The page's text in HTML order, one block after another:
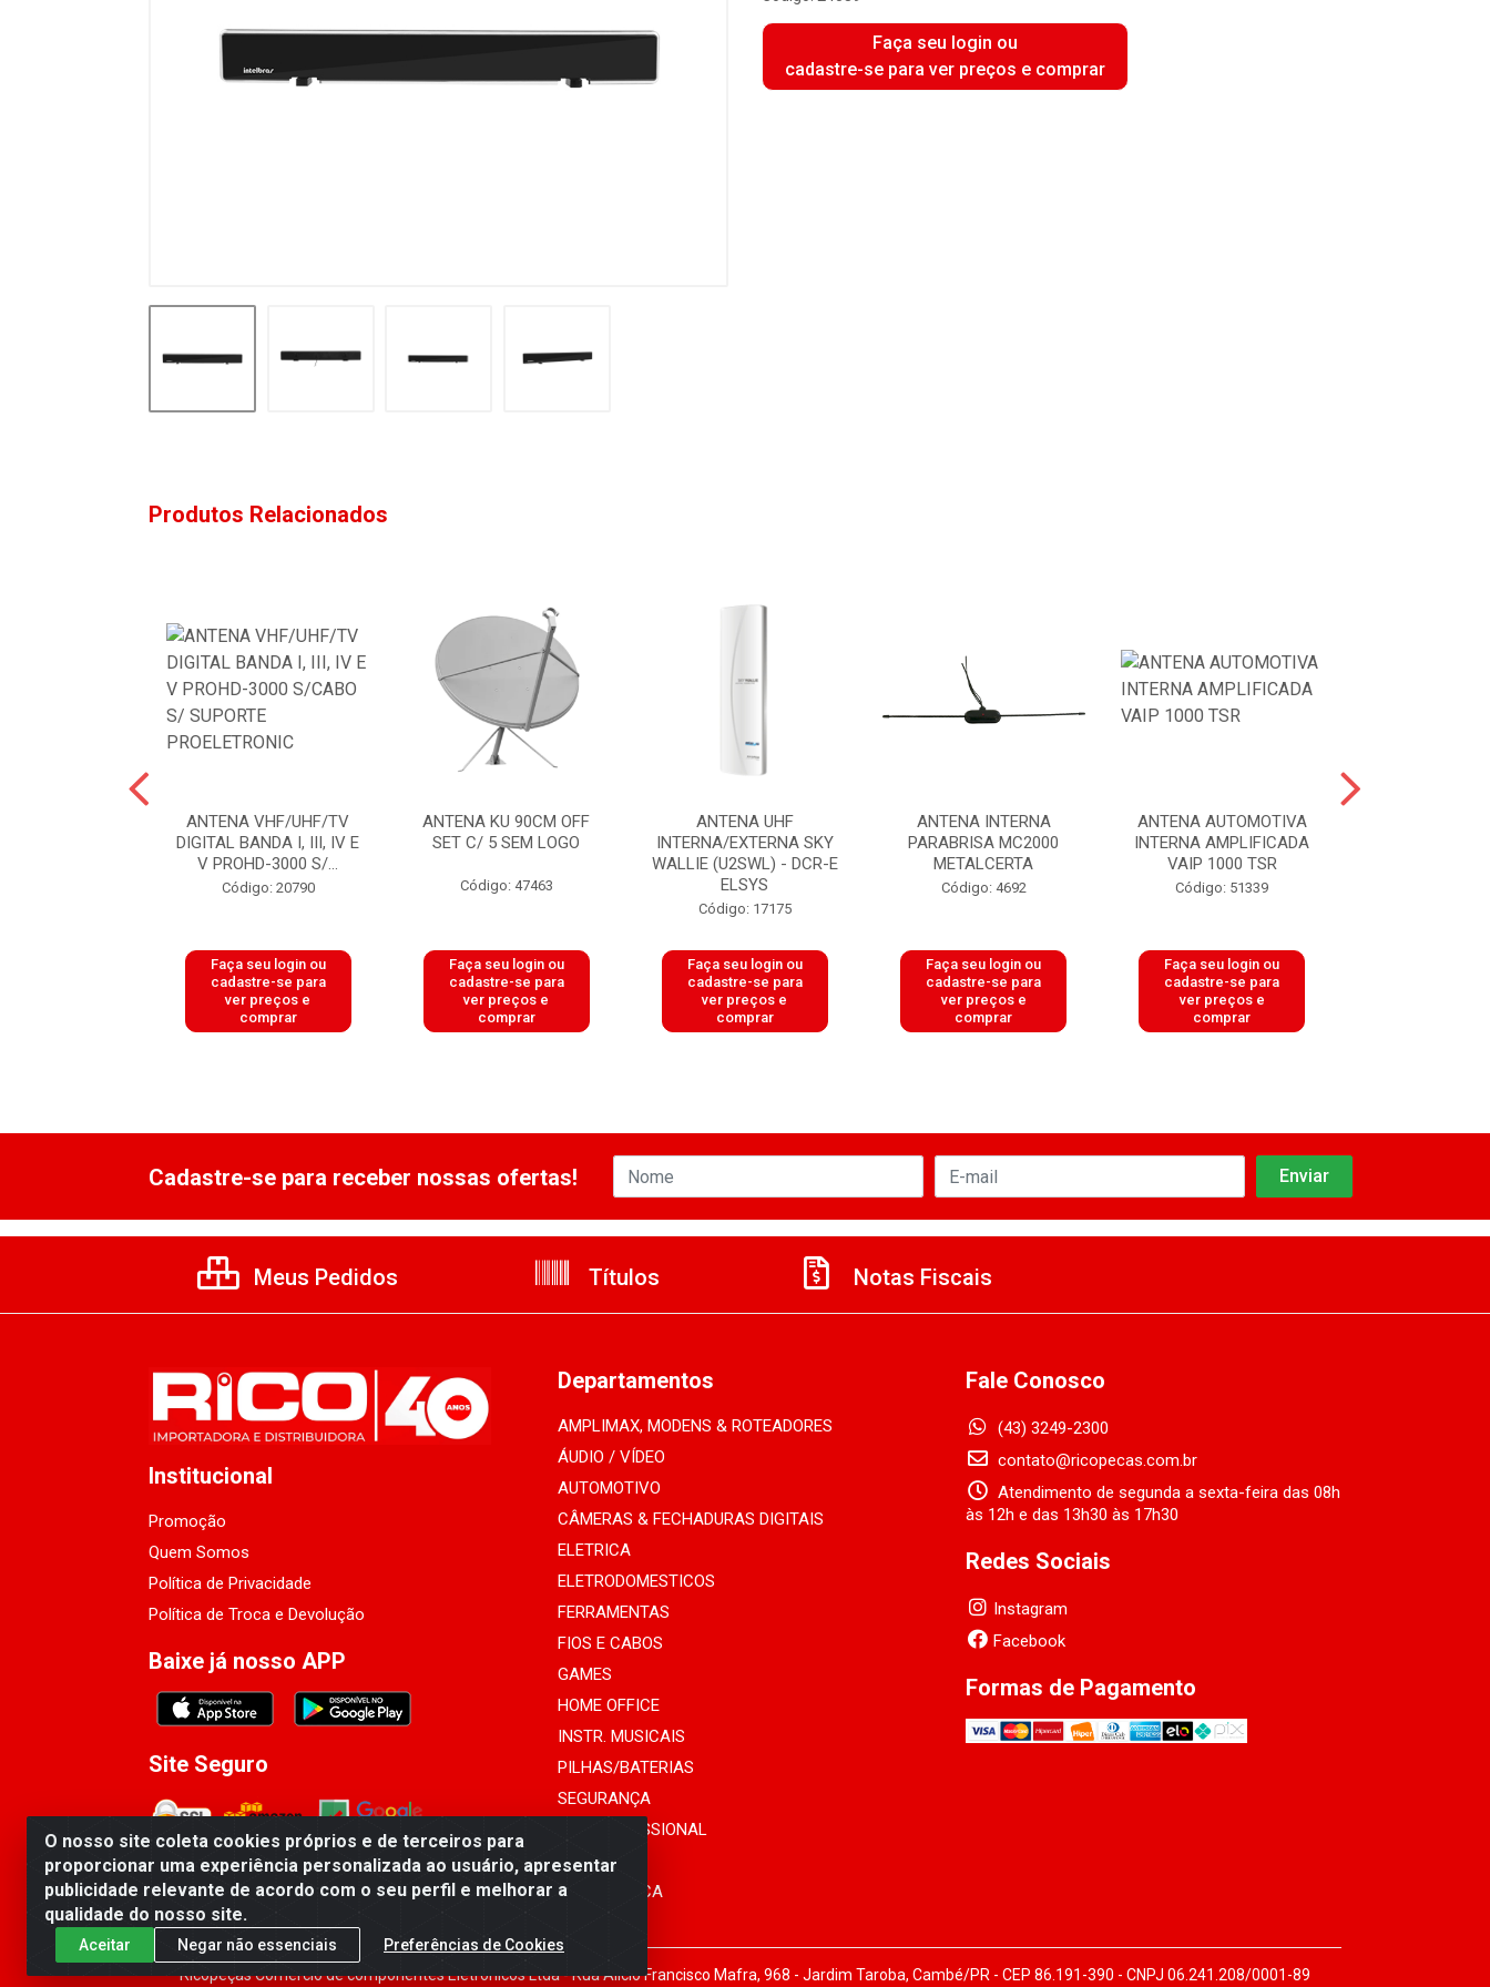
Faça seu login ou
cadastre-se para ver preços e comprar
Produtos Relacionados
ANTENA VHF/UHF/TV
DIGITAL BANDA I, III, IV E
V PROHD-3000 S/...
Código: 20790
Faça seu login ou
cadastre-se para
ver preços e
comprar
ANTENA KU 90CM OFF
SET C/ 5 SEM LOGO
Código: 47463
Faça seu login ou
cadastre-se para
ver preços e
comprar
ANTENA UHF
INTERNA/EXTERNA SKY
WALLIE (U2SWL) - DCR-E
ELSYS
Código: 17175
Faça seu login ou
cadastre-se para
ver preços e
comprar
ANTENA INTERNA
PARABRISA MC2000
METALCERTA
Código: 4692
Faça seu login ou
cadastre-se para
ver preços e
comprar
ANTENA AUTOMOTIVA
INTERNA AMPLIFICADA
VAIP 1000 TSR
Código: 51339
Faça seu login ou
cadastre-se para
ver preços e
comprar
O nosso site coleta cookies próprios e de terceiros para
proporcionar uma experiência personalizada ao usuário, apresentar
publicidade relevante de acordo com o seu perfil e melhorar a
qualidade do nosso site.
Aceitar Negar não essenciais Preferências de Cookies
Cadastre-se para receber nossas ofertas!
Meus Pedidos Títulos Notas Fiscais
Institucional
Promoção
Quem Somos
Política de Privacidade
Política de Troca e Devolução
Baixe já nosso APP
Site Seguro
Departamentos
AMPLIMAX, MODENS & ROTEADORES
ÁUDIO / VÍDEO
AUTOMOTIVO
CÂMERAS & FECHADURAS DIGITAIS
ELETRICA
ELETRODOMESTICOS
FERRAMENTAS
FIOS E CABOS
GAMES
HOME OFFICE
INSTR. MUSICAIS
PILHAS/BATERIAS
SEGURANÇA
SOM PROFISSIONAL
TELEFONIA
INFORMÁTICA
Fale Conosco
(43) 3249-2300
contato@ricopecas.com.br
Atendimento de segunda a sexta-feira das 08h
às 12h e das 13h30 às 17h30
Redes Sociais
Instagram
Facebook
Formas de Pagamento
Ricopeças Comércio de componentes Eletrônicos Ltda - Rua Alicio Francisco Mafra, 968 - Jardim Taroba, Cambé/PR - CEP 86.191-390 - CNPJ 06.241.208/0001-89